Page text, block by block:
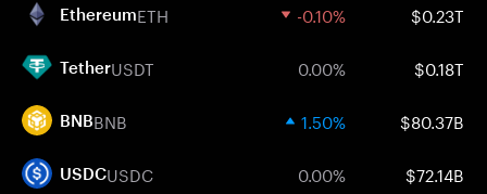
EthereumETH -0.10% $0.23T
TetherUSDT 0.00% $0.18T
BNBBNB 1.50% $80.37B
USDCUSDC 0.00% $72.14B